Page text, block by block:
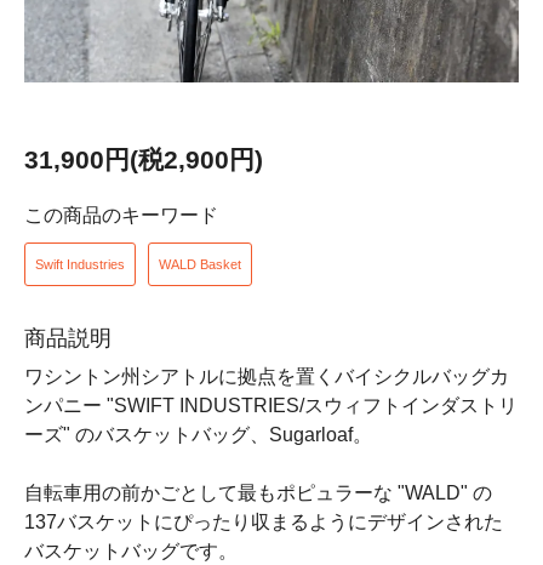
31,900円(税2,900円)
この商品のキーワード
Swift Industries WALD Basket
商品説明
ワシントン州シアトルに拠点を置くバイシクルバッグカ
ンパニー "SWIFT INDUSTRIES/スウィフトインダストリ
ーズ" のバスケットバッグ、Sugarloaf。
自転車用の前かごとして最もポピュラーな "WALD" の
137バスケットにぴったり収まるようにデザインされた
バスケットバッグです。